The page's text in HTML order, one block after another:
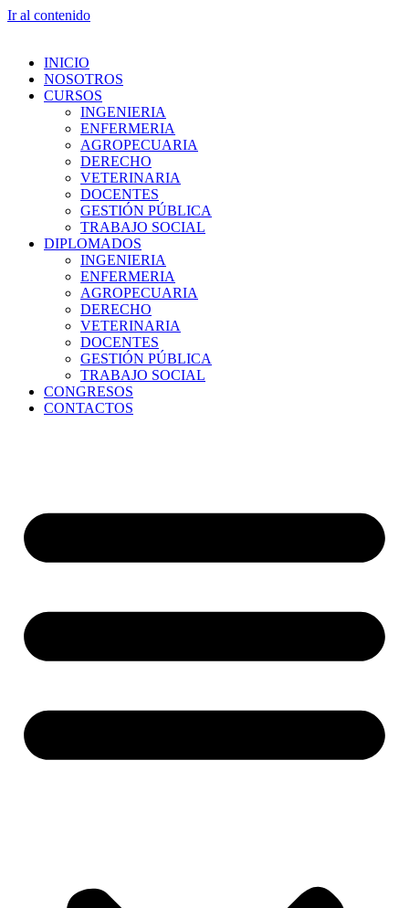
Ir al contenido
INICIO
NOSOTROS
CURSOS
INGENIERIA
ENFERMERIA
AGROPECUARIA
DERECHO
VETERINARIA
DOCENTES
GESTIÓN PÚBLICA
TRABAJO SOCIAL
DIPLOMADOS
INGENIERIA
ENFERMERIA
AGROPECUARIA
DERECHO
VETERINARIA
DOCENTES
GESTIÓN PÚBLICA
TRABAJO SOCIAL
CONGRESOS
CONTACTOS